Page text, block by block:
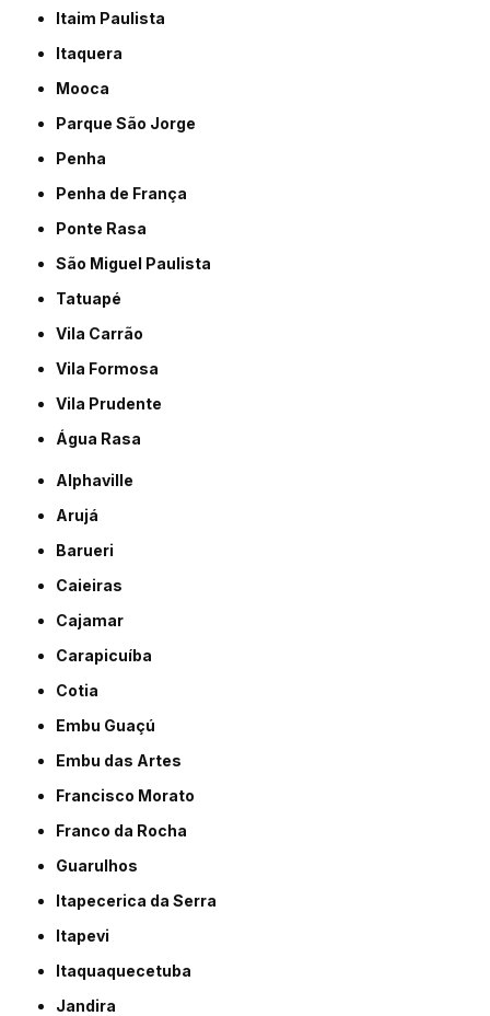
Itaim Paulista
Itaquera
Mooca
Parque São Jorge
Penha
Penha de França
Ponte Rasa
São Miguel Paulista
Tatuapé
Vila Carrão
Vila Formosa
Vila Prudente
Água Rasa
Alphaville
Arujá
Barueri
Caieiras
Cajamar
Carapicuíba
Cotia
Embu Guaçú
Embu das Artes
Francisco Morato
Franco da Rocha
Guarulhos
Itapecerica da Serra
Itapevi
Itaquaquecetuba
Jandira